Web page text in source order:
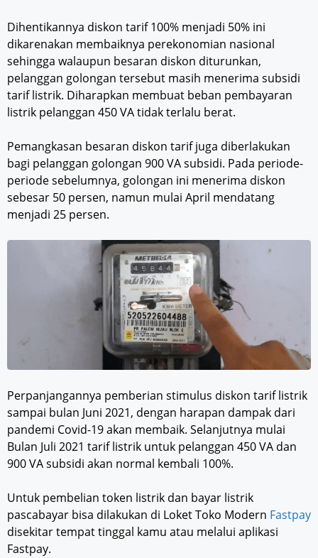
Dihentikannya diskon tarif 100% menjadi 50% ini
dikarenakan membaiknya perekonomian nasional
sehingga walaupun besaran diskon diturunkan,
pelanggan golongan tersebut masih menerima subsidi
tarif listrik. Diharapkan membuat beban pembayaran
listrik pelanggan 450 VA tidak terlalu berat.
Pemangkasan besaran diskon tarif juga diberlakukan
bagi pelanggan golongan 900 VA subsidi. Pada periode-
periode sebelumnya, golongan ini menerima diskon
sebesar 50 persen, namun mulai April mendatang
menjadi 25 persen.
Perpanjangannya pemberian stimulus diskon tarif listrik
sampai bulan Juni 2021, dengan harapan dampak dari
pandemi Covid-19 akan membaik. Selanjutnya mulai
Bulan Juli 2021 tarif listrik untuk pelanggan 450 VA dan
900 VA subsidi akan normal kembali 100%.
Untuk pembelian token listrik dan bayar listrik
pascabayar bisa dilakukan di Loket Toko Modern Fastpay
disekitar tempat tinggal kamu atau melalui aplikasi
Fastpay.